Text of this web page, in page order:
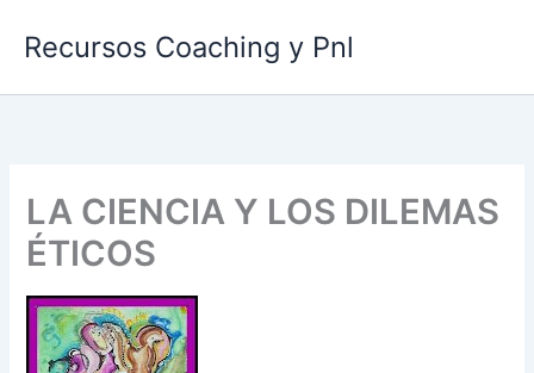
Recursos Coaching y Pnl
LA CIENCIA Y LOS DILEMAS
ÉTICOS